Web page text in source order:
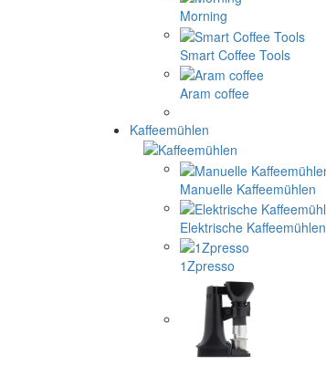
Morning
Smart Coffee Tools
Aram coffee
Kaffeemühlen
Manuelle Kaffeemühlen
Elektrische Kaffeemühlen
1Zpresso